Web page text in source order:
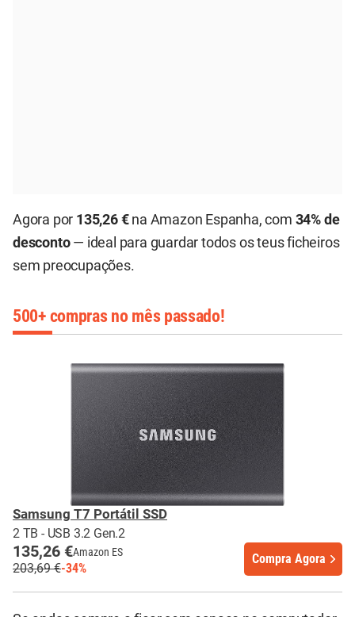
Agora por 135,26 €na Amazon Espanha, com 34% de
desconto— ideal para guardar todos os teus ficheiros
sem preocupações.
500+ compras no mês passado!
Samsung T7 Portátil SSD
2 TB - USB 3.2 Gen.2
135,26 €Amazon ES
203,69 €-34%
Compra Agora